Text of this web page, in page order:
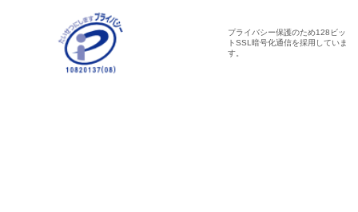
プライバシー保護のため128ビッ
トSSL暗号化通信を採用していま
す。